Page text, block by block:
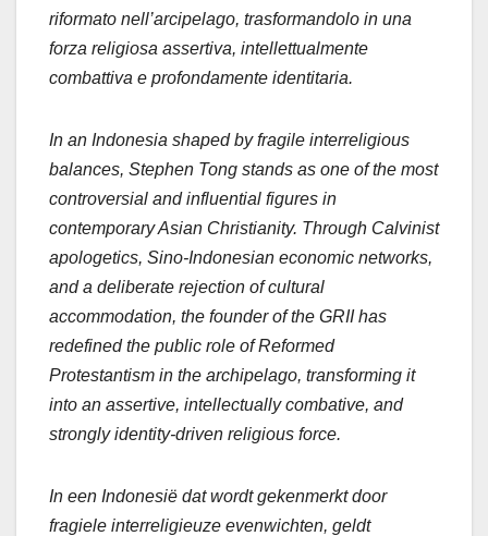
riformato nell’arcipelago, trasformandolo in una
forza religiosa assertiva, intellettualmente
combattiva e profondamente identitaria.
In an Indonesia shaped by fragile interreligious
balances, Stephen Tong stands as one of the most
controversial and influential figures in
contemporary Asian Christianity. Through Calvinist
apologetics, Sino-Indonesian economic networks,
and a deliberate rejection of cultural
accommodation, the founder of the GRII has
redefined the public role of Reformed
Protestantism in the archipelago, transforming it
into an assertive, intellectually combative, and
strongly identity-driven religious force.
In een Indonesië dat wordt gekenmerkt door
fragiele interreligieuze evenwichten, geldt